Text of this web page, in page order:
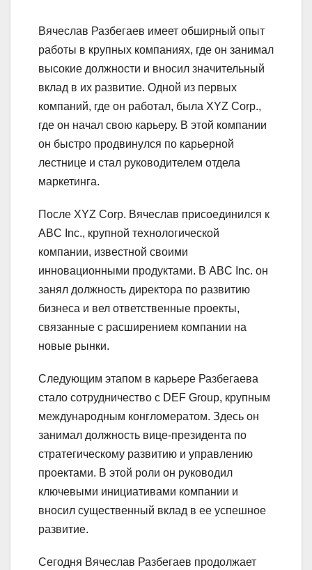
Вячеслав Разбегаев имеет обширный опыт
работы в крупных компаниях, где он занимал
высокие должности и вносил значительный
вклад в их развитие. Одной из первых
компаний, где он работал, была XYZ Corp.,
где он начал свою карьеру. В этой компании
он быстро продвинулся по карьерной
лестнице и стал руководителем отдела
маркетинга.
После XYZ Corp. Вячеслав присоединился к
ABC Inc., крупной технологической
компании, известной своими
инновационными продуктами. В ABC Inc. он
занял должность директора по развитию
бизнеса и вел ответственные проекты,
связанные с расширением компании на
новые рынки.
Следующим этапом в карьере Разбегаева
стало сотрудничество с DEF Group, крупным
международным конгломератом. Здесь он
занимал должность вице-президента по
стратегическому развитию и управлению
проектами. В этой роли он руководил
ключевыми инициативами компании и
вносил существенный вклад в ее успешное
развитие.
Сегодня Вячеслав Разбегаев продолжает